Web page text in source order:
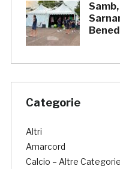
Categorie
Altri
Amarcord
Calcio – Altre Categorie